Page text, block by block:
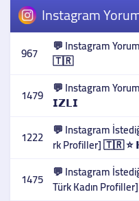
Instagram
967 💬 Instagram
🇹🇷
1479 💬 Instagram
𝗜𝗭𝗟𝗜
1222 💬 Instagram
rk Profiller] 🇹🇷
1475 💬 Instagram
Türk Kadın